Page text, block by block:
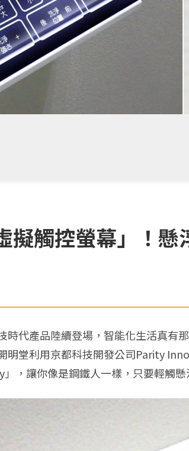
擬觸控螢幕」！懸
時代產品陸續登場，智能化生活真有
明堂利用京都科技開發公司Parity
，讓你像是鋼鐵人一樣，只要輕觸懸